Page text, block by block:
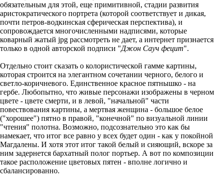
обязательным для этой, еще примитивной, стадии развития
аристократического портрета (которой соответствует и дикая,
почти петров-водкинская сферическая перспектива), и
сопровождается многочисленными надписями, которые
коварный жатый jpg рассмотреть не дает, а интернет признается
только в одной авторской подписи "Джон Сауч фецит".
Отдельно стоит сказать о колористической гамме картины,
которая строится на элегантном сочетании черного, белого и
светло-коричневого. Единственное красное пятнышко - на
гербе. Любопытно, что живые персонажи изображены в черном
цвете - цвете смерти, и в левой, "начальной" части
повествования картины, а мертвая женщина - большое белое
("хорошее") пятно в правой, "конечной" по визуальной линии
"чтения" полотна. Возможно, подсознательно это как бы
намекает, что итог все равно у всех будет один - как у покойной
Магдалены. И хотя этот итог такой белый и сияющий, вскоре за
ним задернется бархатный полог портьер. А вот по композиции
такое расположение цветовых пятен - вполне логично и
сбалансированно.